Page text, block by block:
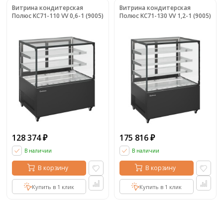
Витрина кондитерская
Полюс KC71-110 VV 0,6-1 (9005)
128 374 ₽
В наличии
В корзину
Купить в 1 клик
Витрина кондитерская
Полюс KC71-130 VV 1,2-1 (9005)
175 816 ₽
В наличии
В корзину
Купить в 1 клик